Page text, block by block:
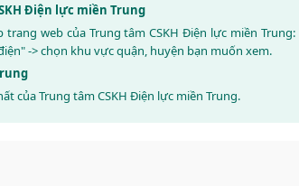
Điện lực miền Trung
web của Trung tâm CSKH Điện lực miền Trung:
-> chọn khu vực quận, huyện bạn muốn xem.
của Trung tâm CSKH Điện lực miền Trung.